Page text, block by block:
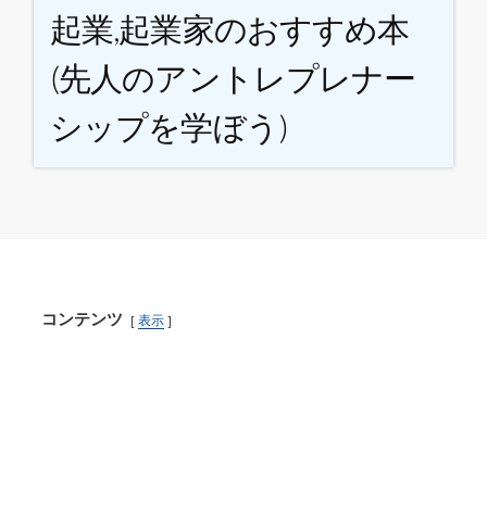
起業,起業家のおすすめ本
(先人のアントレプレナー
シップを学ぼう)
コンテンツ 表示